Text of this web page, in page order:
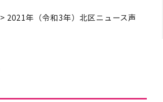
> 2021年（令和3年）北区ニュース声